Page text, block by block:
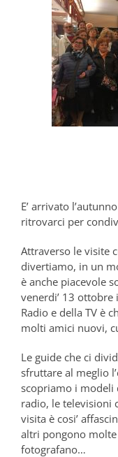
E’ arrivato
ritrovarci per
Attraverso le visite
divertiamo, in un
è anche piacevole
venerdi’ 13 ottobre
Radio e della TV è
molti amici nuovi,
Le guide che ci
sfruttare al meglio
scopriamo i modeli
radio, le televisioni
visita è cosi’
altri pongono
fotografano…